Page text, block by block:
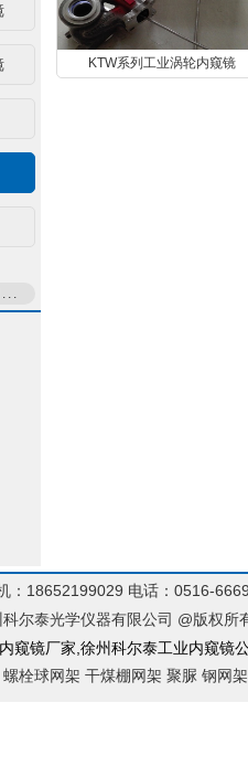
KTW系列工业涡轮内窥镜
...
：18652199029 电话：0516-
科尔泰光学仪器有限公司 @版权所
窥镜厂家,徐州科尔泰工业内窥镜
螺栓球网架 干煤棚网架 聚脲 钢网